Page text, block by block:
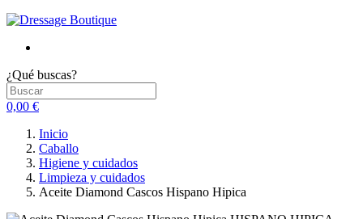
¿Qué buscas?
0,00 €
Inicio
Caballo
Higiene y cuidados
Limpieza y cuidados
Aceite Diamond Cascos Hispano Hipica